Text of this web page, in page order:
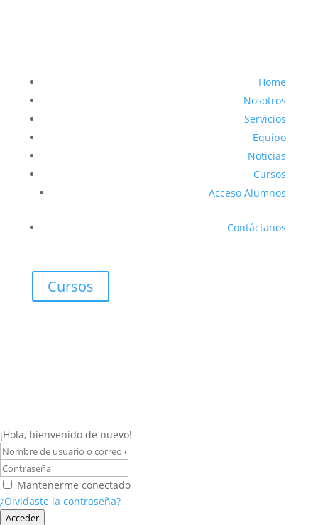
Home
Nosotros
Servicios
Equipo
Noticias
Cursos
Acceso Alumnos
Contáctanos
Cursos
¡Hola, bienvenido de nuevo!
Mantenerme conectado
¿Olvidaste la contraseña?
Acceder